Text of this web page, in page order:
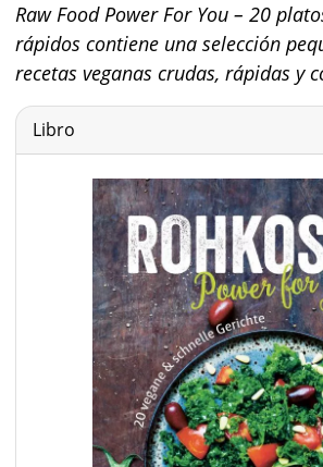
Raw Food Power For You – 20
rápidos contiene una selección
recetas veganas crudas, rápidas y
Libro